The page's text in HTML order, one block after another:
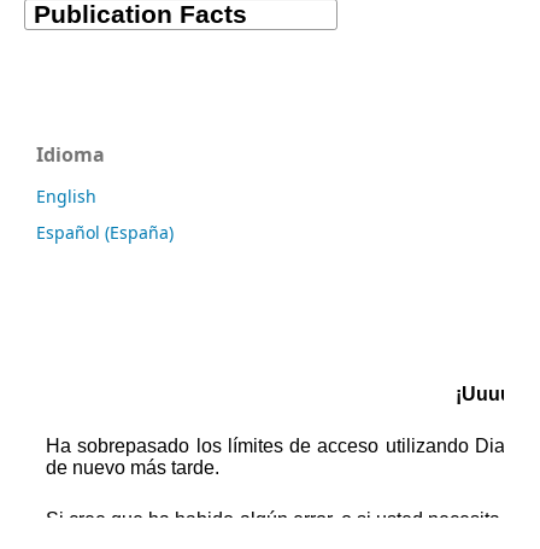
Idioma
English
Español (España)